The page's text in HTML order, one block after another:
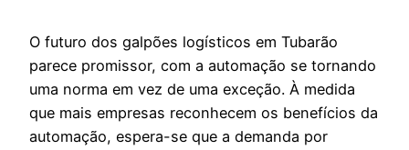
O futuro dos galpões logísticos em Tubarão
parece promissor, com a automação se tornando
uma norma em vez de uma exceção. À medida
que mais empresas reconhecem os benefícios da
automação, espera-se que a demanda por